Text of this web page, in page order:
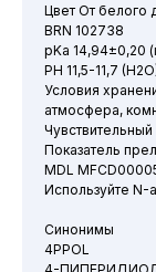
Цвет От белого
BRN 102738
pKa 14,94±0,20
PH 11,5-11,7
Условия
атмосфера,
Показатель
MDL
Используйте N-
Синонимы
4PPOL